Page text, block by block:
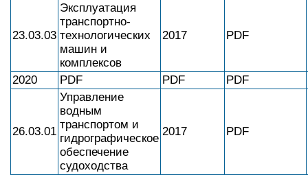
23.03.03
Эксплуатация
транспортно-
технологических
машин и
комплексов
2017 PDF
2020 PDF PDF PDF
26.03.01
Управление
водным
транспортом и
гидрографическое
обеспечение
судоходства
2017 PDF